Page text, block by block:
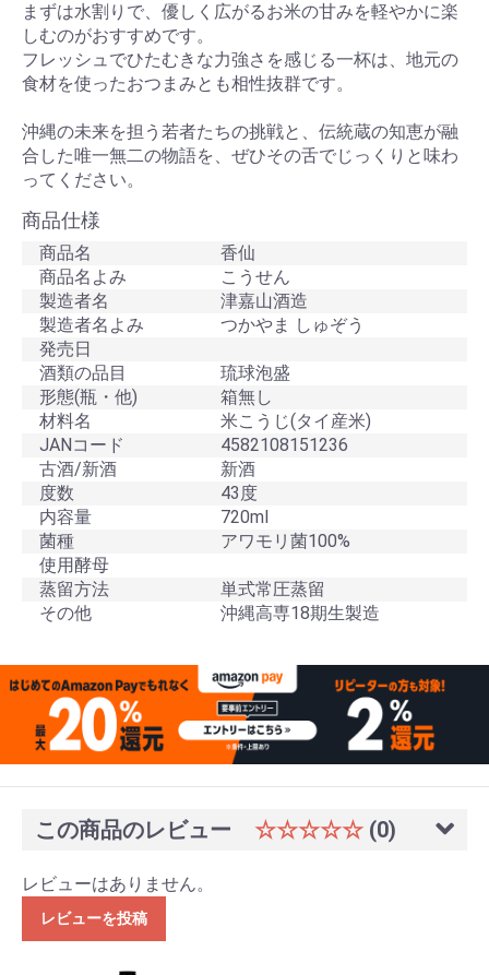
まずは水割りで、優しく広がるお米の甘みを軽やかに楽
しむのがおすすめです。
フレッシュでひたむきな力強さを感じる一杯は、地元の
食材を使ったおつまみとも相性抜群です。
沖縄の未来を担う若者たちの挑戦と、伝統蔵の知恵が融
合した唯一無二の物語を、ぜひその舌でじっくりと味わ
ってください。
商品仕様
商品名
香仙
商品名よみ
こうせん
製造者名
津嘉山酒造
製造者名よみ
つかやま しゅぞう
発売日
酒類の品目
琉球泡盛
形態(瓶・他)
箱無し
材料名
米こうじ(タイ産米)
JANコード
4582108151236
古酒/新酒
新酒
度数
43度
内容量
720ml
菌種
アワモリ菌100%
使用酵母
蒸留方法
単式常圧蒸留
その他
沖縄高専18期生製造
この商品のレビュー ☆☆☆☆☆ (0)
レビューはありません。
レビューを投稿